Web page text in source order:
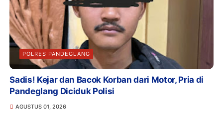
POLRES PANDEGLANG
Sadis! Kejar dan Bacok Korban dari Motor, Pria di
Pandeglang Diciduk Polisi
AGUSTUS 01, 2026